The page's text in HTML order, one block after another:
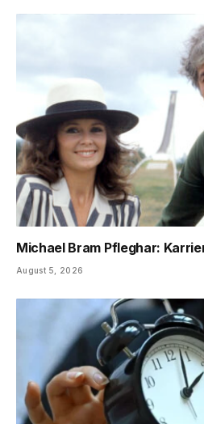
Michael Bram Pfleghar:
August 5, 2026